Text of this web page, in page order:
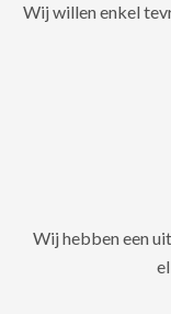
Wij willen enkel
Wij hebben een